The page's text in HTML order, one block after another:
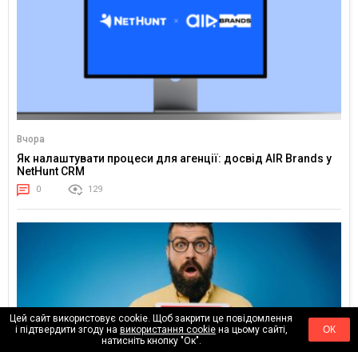
Вчора
Як налаштувати процеси для агенції: досвід AIR Brands у
NetHunt CRM
0 129
Цей сайт використовує cookie. Щоб закрити це повідомлення
і підтвердити згоду на використання cookieна цьому сайті,
натисніть кнопку "Ок".
ОК